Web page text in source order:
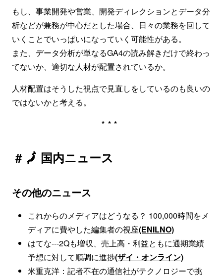
もし、事業開発や営業、開発ディレクションとデータ分
析などが兼務が中心だとした場合、日々の業務を回して
いくことでいっぱいになっていく可能性がある。
また、データ分析が単なるGA4の読み解きだけで終わっ
てないか、適切な人材が配置されているか。
人材配置はそうした視点で見直しをしているのも良いの
ではないかと考える。
***
# 🗾 国内ニュース
その他のニュース
これからのメディアはどうなる？ 100,000時間をメ
ディアに費やした編集者の視座(ENILNO)
はてな---2Qも増収、売上高・利益ともに通期業績
予想に対して順調に進捗(ザイ・オンライン)
米重克洋：記者不在の通信社がテクノロジーで挑